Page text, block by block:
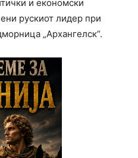
и економски
рускиот лидер при
„Архангелск“.